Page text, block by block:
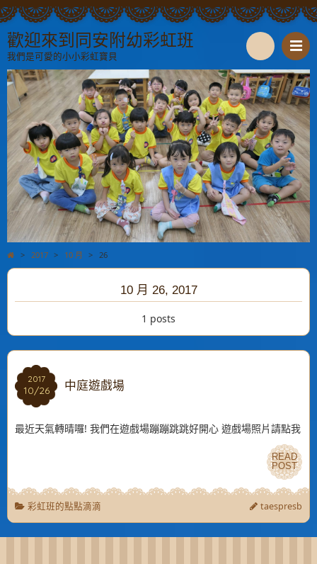
歡迎來到同安附幼彩虹班
我們是可愛的小小彩虹寶貝
S
e
a
r
c
h
> 2017 > 10 月 > 26
10 月 26, 2017
1 posts
2017
10/26
2017
10/26 中庭遊戲場
最近天氣轉晴囉! 我們在遊戲場蹦蹦跳跳好開心 遊戲場照片請點我
READ
POST
READ
POST
彩虹班的點點滴滴 taespresb